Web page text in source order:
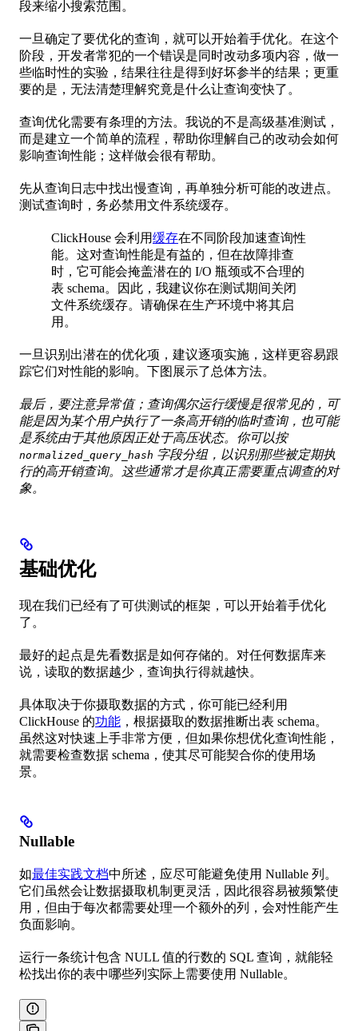
段来缩小搜索范围。
一旦确定了要优化的查询，就可以开始着手优化。在这个
阶段，开发者常犯的一个错误是同时改动多项内容，做一
些临时性的实验，结果往往是得到好坏参半的结果；更重
要的是，无法清楚理解究竟是什么让查询变快了。
查询优化需要有条理的方法。我说的不是高级基准测试，
而是建立一个简单的流程，帮助你理解自己的改动会如何
影响查询性能；这样做会很有帮助。
先从查询日志中找出慢查询，再单独分析可能的改进点。
测试查询时，务必禁用文件系统缓存。
ClickHouse 会利用缓存在不同阶段加速查询性
能。这对查询性能是有益的，但在故障排查
时，它可能会掩盖潜在的 I/O 瓶颈或不合理的
表 schema。因此，我建议你在测试期间关闭
文件系统缓存。请确保在生产环境中将其启
用。
一旦识别出潜在的优化项，建议逐项实施，这样更容易跟
踪它们对性能的影响。下图展示了总体方法。
最后，要注意异常值；查询偶尔运行缓慢是很常见的，可
能是因为某个用户执行了一条高开销的临时查询，也可能
是系统由于其他原因正处于高压状态。你可以按
normalized_query_hash 字段分组，以识别那些被定期执
行的高开销查询。这些通常才是你真正需要重点调查的对
象。
基础优化
现在我们已经有了可供测试的框架，可以开始着手优化
了。
最好的起点是先看数据是如何存储的。对任何数据库来
说，读取的数据越少，查询执行得就越快。
具体取决于你摄取数据的方式，你可能已经利用
ClickHouse 的功能 ，根据摄取的数据推断出表 schema。
虽然这对快速上手非常方便，但如果你想优化查询性能，
就需要检查数据 schema，使其尽可能契合你的使用场
景。
Nullable
如最佳实践文档中所述，应尽可能避免使用 Nullable 列。
它们虽然会让数据摄取机制更灵活，因此很容易被频繁使
用，但由于每次都需要处理一个额外的列，会对性能产生
负面影响。
运行一条统计包含 NULL 值的行数的 SQL 查询，就能轻
松找出你的表中哪些列实际上需要使用 Nullable。